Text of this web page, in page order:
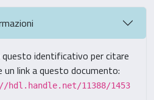
identificativo per citare
un link a questo documento:
hdl.handle.net/11388/1453